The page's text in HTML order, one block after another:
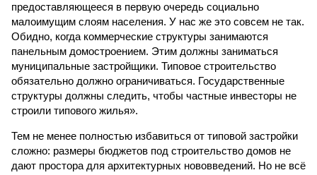
предоставляющееся в первую очередь социально
малоимущим слоям населения. У нас же это совсем не так.
Обидно, когда коммерческие структуры занимаются
панельным домостроением. Этим должны заниматься
муниципальные застройщики. Типовое строительство
обязательно должно ограничиваться. Государственные
структуры должны следить, чтобы частные инвесторы не
строили типового жилья».
Тем не менее полностью избавиться от типовой застройки
сложно: размеры бюджетов под строительство домов не
дают простора для архитектурных нововведений. Но не всё